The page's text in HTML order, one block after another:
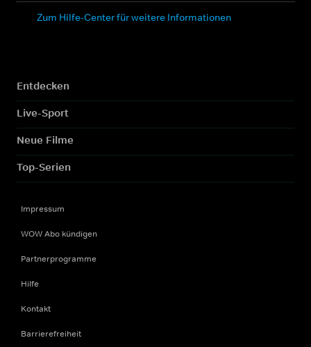
Zum Hilfe-Center für weitere Informationen
Entdecken
Live-Sport
Neue Filme
Top-Serien
Impressum
WOW Abo kündigen
Partnerprogramme
Hilfe
Kontakt
Barrierefreiheit